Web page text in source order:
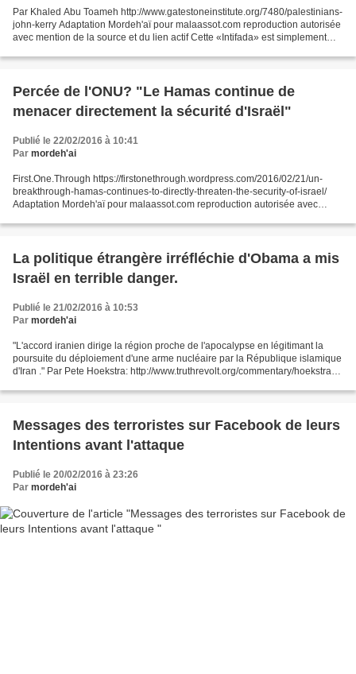
Par Khaled Abu Toameh http://www.gatestoneinstitute.org/7480/palestinians-
john-kerry Adaptation Mordeh'aï pour malaassot.com reproduction autorisée
avec mention de la source et du lien actif Cette «Intifada» est simplement
Percée de l'ONU? "Le Hamas continue de
menacer directement la sécurité d'Israël"
Publié le 22/02/2016 à 10:41
Par mordeh'ai
First.One.Through https://firstonethrough.wordpress.com/2016/02/21/un-
breakthrough-hamas-continues-to-directly-threaten-the-security-of-israel/
Adaptation Mordeh'aï pour malaassot.com reproduction autorisée avec
La politique étrangère irréfléchie d'Obama a mis
Israël en terrible danger.
Publié le 21/02/2016 à 10:53
Par mordeh'ai
"L'accord iranien dirige la région proche de l'apocalypse en légitimant la
poursuite du déploiement d'une arme nucléaire par la République islamique
d'Iran ." Par Pete Hoekstra: http://www.truthrevolt.org/commentary/hoekstra-
Messages des terroristes sur Facebook de leurs
Intentions avant l'attaque
Publié le 20/02/2016 à 23:26
Par mordeh'ai